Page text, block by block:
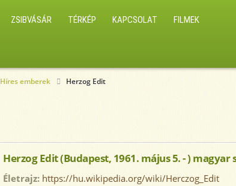
ZSIBVÁSÁR TÉRKÉP KAPCSOLAT FILMEK
Híres emberek Herzog Edit
Herzog Edit (Budapest, 1961. május 5. - )
Életrajz: https://hu.wikipedia.org/wiki/Herczog_Edit